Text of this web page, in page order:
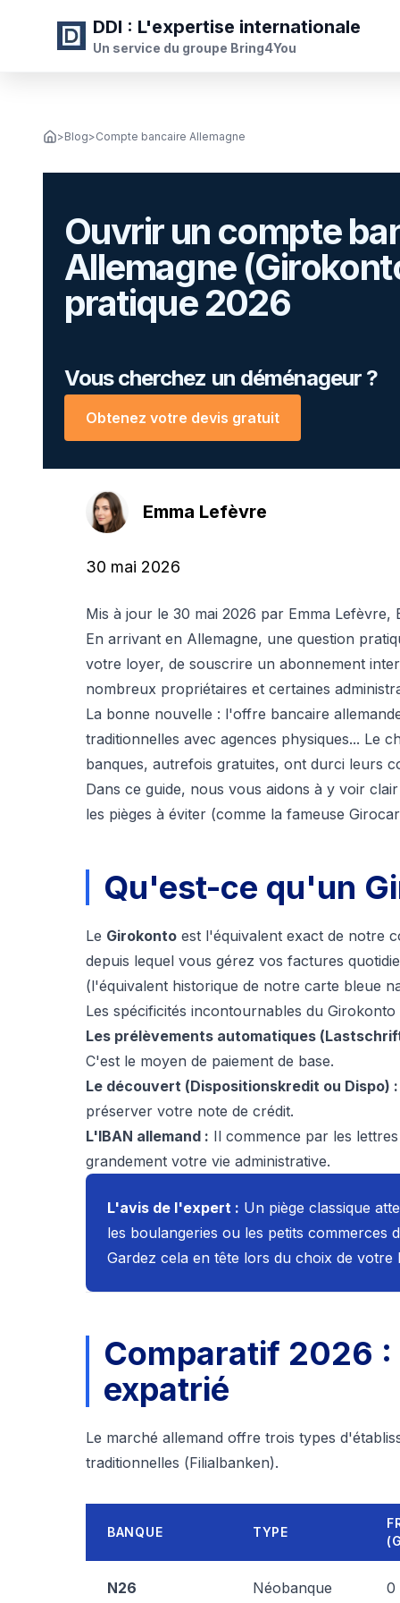
DDI : L'expertise internationale
Un service du groupe Bring4You
>Blog>Compte bancaire Allemagne
Ouvrir un compte
Allemagne
pratique 2026
Vous cherchez un déménageur ?
Obtenez votre devis gratuit
Emma Lefèvre
30 mai 2026
Mis à jour le 30 mai 2026 par Emma
En arrivant en Allemagne, une question
votre loyer, de souscrire un abonnement
nombreux propriétaires et certaines
La bonne nouvelle : l'offre bancaire
traditionnelles avec agences physiques... Le
banques, autrefois gratuites, ont durci leurs
Dans ce guide, nous vous aidons à y voir
les pièges à éviter (comme la fameuse
Qu'est-ce qu'un
Le Girokonto est l'équivalent exact de notre
depuis lequel vous gérez vos factures
(l'équivalent historique de notre carte bleue
Les spécificités incontournables du Girokonto
Les prélèvements automatiques (
C'est le moyen de paiement de base.
Le découvert (Dispositionskredit ou Dispo) :
préserver votre note de crédit.
L'IBAN allemand : Il commence par les
grandement votre vie administrative.
L'avis de l'expert : Un piège classique
les boulangeries ou les petits commerces
Gardez cela en tête lors du choix de votre
Comparatif 2026 :
expatrié
Le marché allemand offre trois types
traditionnelles (Filialbanken).
BANQUE TYPE
N26 Néobanque 0